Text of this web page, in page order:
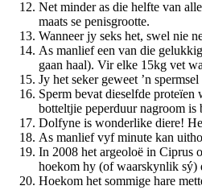
Net minder as die helfte van
maats se penisgrootte.
Wanneer jy seks het, swel nie
As manlief een van die
gaan haal). Vir elke 15kg vet
Jy het seker geweet ’n
Sperm bevat dieselfde
botteltjie peperduur nagroom
Dolfyne is wonderlike diere!
As manlief vyf minute kan
In 2008 het argeoloë in Ciprus
hoekom hy (of waarskynlik sý)
Hoekom het sommige hare